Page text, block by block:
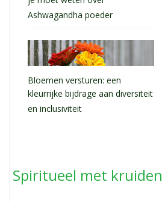
Ashwagandha poeder
Bloemen versturen: een
kleurrijke bijdrage aan diversiteit
en inclusiviteit
Spiritueel met kruiden